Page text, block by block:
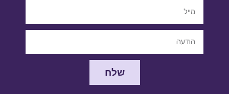
שלח